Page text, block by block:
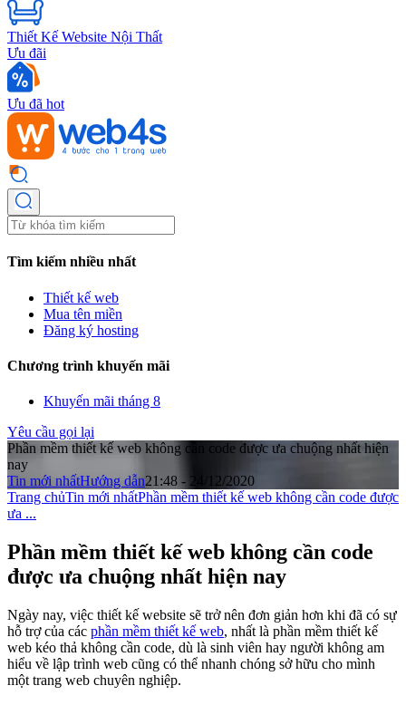
Thiết Kế Website Nội Thất
Ưu đãi
Ưu đã hot
Tìm kiếm nhiều nhất
Thiết kế web
Mua tên miền
Đăng ký hosting
Chương trình khuyến mãi
Khuyến mãi tháng 8
Yêu cầu gọi lại
Phần mềm thiết kế web không cần code được ưa chuộng nhất hiện
nay
Tin mới nhấtHướng dẫn21:48 - 24/12/2020
Trang chủTin mới nhấtPhần mềm thiết kế web không cần code được
ưa ...
Phần mềm thiết kế web không cần code
được ưa chuộng nhất hiện nay
Ngày nay, việc thiết kế website sẽ trở nên đơn giản hơn khi đã có sự
hỗ trợ của các phần mềm thiết kế web, nhất là phần mềm thiết kế
web kéo thả không cần code, dù là sinh viên hay người không am
hiểu về lập trình web cũng có thể nhanh chóng sở hữu cho mình
một trang web chuyên nghiệp.